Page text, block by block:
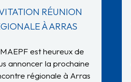
RÉUNION
À ARRAS
est heureux de
annoncer la prochaine
régionale à Arras